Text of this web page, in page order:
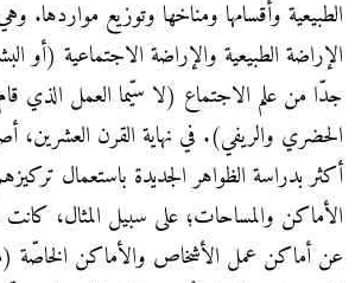
الطبيعية وأقسامها ومناخها وتوزيع مواردها.
الإراضة الطبيعية والإراضة الاجتماعية (أو
جدّا من علم الاجتماع (لا سيّما العمل الذي
الحضري والريفي). في نهاية القرن العشرين،
أكثر بدراسة الظواهر الجديدة باستعمال
الأماكن والمساحات؛ على سبيل المثال،
عن أماكن عمل الأشخاص والأماكن الخاصّة